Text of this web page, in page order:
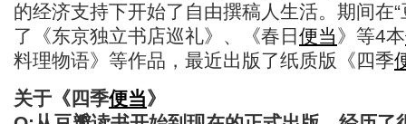
的经济支持下开始了自由撰稿人生活。期间在“
了《东京独立书店巡礼》、《春日 便当》等4本
料理物语》等作品，最近出版了纸质版《四季
关于《四季便当》